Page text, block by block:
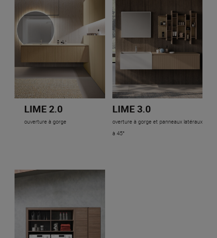
LIME 2.0
ouverture à gorge
LIME 3.0
overture à gorge et panneaux latéraux
à 45°